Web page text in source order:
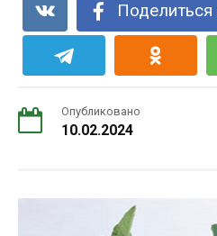
Опубликовано
10.02.2024